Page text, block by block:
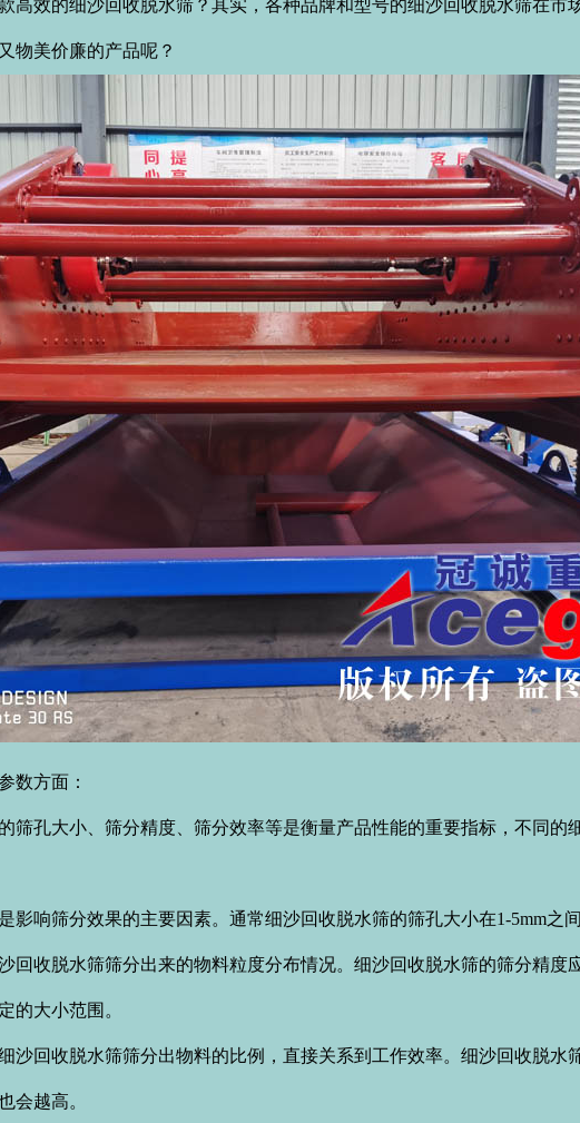
效的细沙回收脱水筛？其实，各种品牌和型号的细沙回收脱水筛在市
物美价廉的产品呢？
数方面：
孔大小、筛分精度、筛分效率等是衡量产品性能的重要指标，不同的
响筛分效果的主要因素。通常细沙回收脱水筛的筛孔大小在1-5mm之间
收脱水筛筛分出来的物料粒度分布情况。细沙回收脱水筛的筛分精度
的大小范围。
回收脱水筛筛分出物料的比例，直接关系到工作效率。细沙回收脱水
会越高。